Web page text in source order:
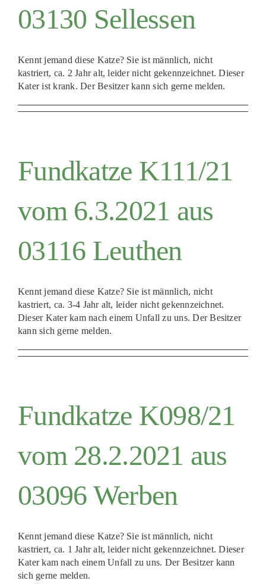
03130 Sellessen
Kennt jemand diese Katze? Sie ist männlich, nicht
kastriert, ca. 2 Jahr alt, leider nicht gekennzeichnet. Dieser
Kater ist krank. Der Besitzer kann sich gerne melden.
Fundkatze K111/21
vom 6.3.2021 aus
03116 Leuthen
Kennt jemand diese Katze? Sie ist männlich, nicht
kastriert, ca. 3-4 Jahr alt, leider nicht gekennzeichnet.
Dieser Kater kam nach einem Unfall zu uns. Der Besitzer
kann sich gerne melden.
Fundkatze K098/21
vom 28.2.2021 aus
03096 Werben
Kennt jemand diese Katze? Sie ist männlich, nicht
kastriert, ca. 1 Jahr alt, leider nicht gekennzeichnet. Dieser
Kater kam nach einem Unfall zu uns. Der Besitzer kann
sich gerne melden.